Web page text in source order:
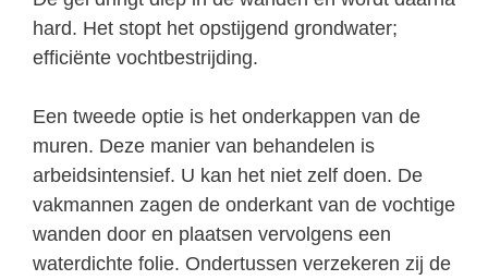
hard. Het stopt het opstijgend grondwater;
efficiënte vochtbestrijding.
Een tweede optie is het onderkappen van de
muren. Deze manier van behandelen is
arbeidsintensief. U kan het niet zelf doen. De
vakmannen zagen de onderkant van de vochtige
wanden door en plaatsen vervolgens een
waterdichte folie. Ondertussen verzekeren zij de